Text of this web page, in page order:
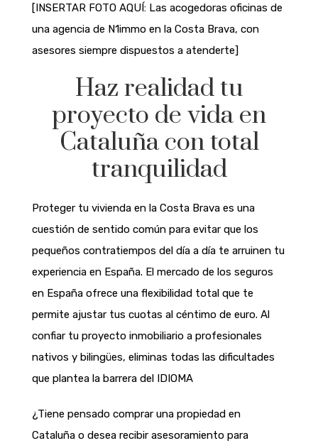
[INSERTAR FOTO AQUÍ: Las acogedoras oficinas de
una agencia de N1immo en la Costa Brava, con
asesores siempre dispuestos a atenderte]
Haz realidad tu
proyecto de vida en
Cataluña con total
tranquilidad
Proteger tu vivienda en la Costa Brava es una
cuestión de sentido común para evitar que los
pequeños contratiempos del día a día te arruinen tu
experiencia en España. El mercado de los seguros
en España ofrece una flexibilidad total que te
permite ajustar tus cuotas al céntimo de euro. Al
confiar tu proyecto inmobiliario a profesionales
nativos y bilingües, eliminas todas las dificultades
que plantea la barrera del IDIOMA
¿Tiene pensado comprar una propiedad en
Cataluña o desea recibir asesoramiento para